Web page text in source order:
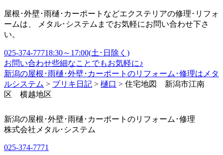
屋根･外壁･雨樋･カーポートなどエクステリアの修理･リフォ
ームは、 メタル･システムまでお気軽にお問い合わせ下さ
い。
025-374-77718:30～17:00(土･日除く)
お問い合わせ些細なことでもお気軽に♪
新潟の屋根･雨樋･外壁･カーポートのリフォーム･修理はメタ
ルシステム > ブリキ日記 > 樋口 > 住宅地図 新潟市江南
区 横越地区
新潟の屋根･外壁･雨樋･カーポートのリフォーム･修理
株式会社 メタル･システム
025-374-7771